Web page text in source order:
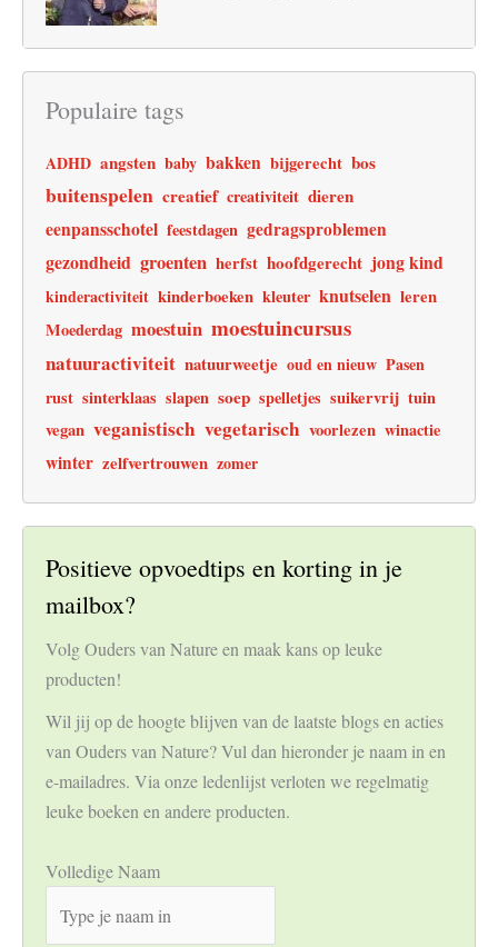
Populaire tags
ADHD angsten baby bakken bijgerecht bos
buitenspelen creatief creativiteit dieren
eenpansschotel feestdagen gedragsproblemen
gezondheid groenten herfst hoofdgerecht jong kind
kinderactiviteit kinderboeken kleuter knutselen leren
Moederdag moestuin moestuincursus
natuuractiviteit natuurweetje oud en nieuw Pasen
rust sinterklaas slapen soep spelletjes suikervrij tuin
vegan veganistisch vegetarisch voorlezen winactie
winter zelfvertrouwen zomer
Positieve opvoedtips en korting in je
mailbox?
Volg Ouders van Nature en maak kans op leuke
producten!
Wil jij op de hoogte blijven van de laatste blogs en acties
van Ouders van Nature? Vul dan hieronder je naam in en
e-mailadres. Via onze ledenlijst verloten we regelmatig
leuke boeken en andere producten.
Volledige Naam